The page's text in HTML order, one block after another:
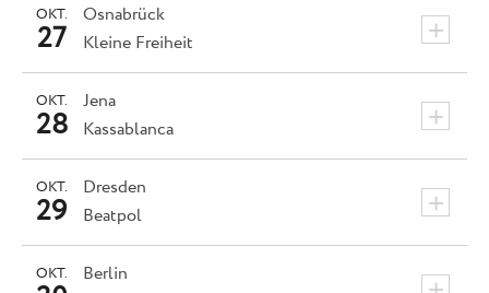
Osnabrück +
OKT.
27 Kleine Freiheit
Jena +
OKT.
28 Kassablanca
Dresden +
OKT.
29 Beatpol
Berlin
OKT.